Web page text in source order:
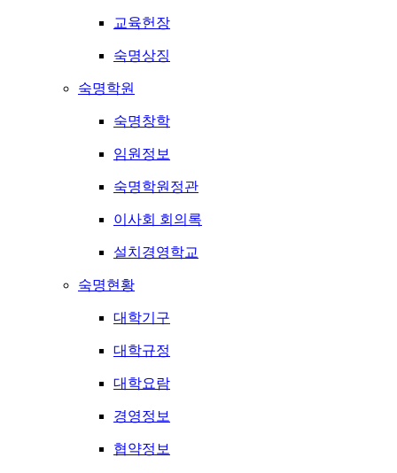
교육헌장
숙명상징
숙명학원
숙명창학
임원정보
숙명학원정관
이사회 회의록
설치경영학교
숙명현황
대학기구
대학규정
대학요람
경영정보
협약정보